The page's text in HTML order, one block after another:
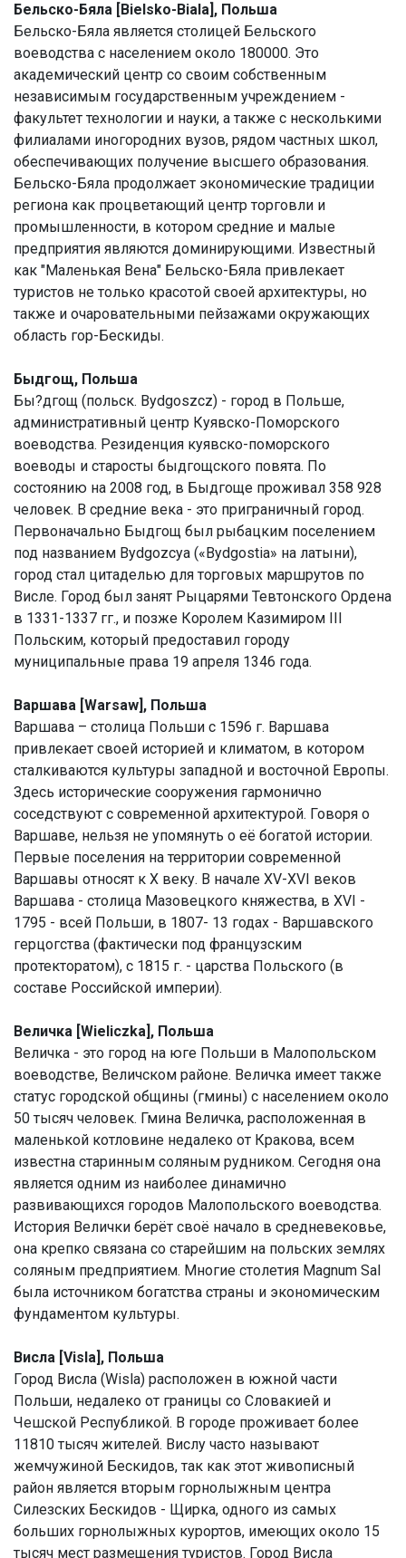
Бельско-Бяла [Bielsko-Biala], Польша
Бельско-Бяла является столицей Бельского
воеводства с населением около 180000. Это
академический центр со своим собственным
независимым государственным учреждением -
факультет технологии и науки, а также с несколькими
филиалами иногородних вузов, рядом частных школ,
обеспечивающих получение высшего образования.
Бельско-Бяла продолжает экономические традиции
региона как процветающий центр торговли и
промышленности, в котором средние и малые
предприятия являются доминирующими. Известный
как "Маленькая Вена" Бельско-Бяла привлекает
туристов не только красотой своей архитектуры, но
также и очаровательными пейзажами окружающих
область гор-Бескиды.
Быдгощ, Польша
Бы?дгощ (польск. Bydgoszcz) - город в Польше,
административный центр Куявско-Поморского
воеводства. Резиденция куявско-поморского
воеводы и старосты быдгощского повята. По
состоянию на 2008 год, в Быдгоще проживал 358 928
человек. В средние века - это приграничный город.
Первоначально Быдгощ был рыбацким поселением
под названием Bydgozcya («Bydgostia» на латыни),
город стал цитаделью для торговых маршрутов по
Висле. Город был занят Рыцарями Тевтонского Ордена
в 1331-1337 гг., и позже Королем Казимиром III
Польским, который предоставил городу
муниципальные права 19 апреля 1346 года.
Варшава [Warsaw], Польша
Варшава – столица Польши с 1596 г. Варшава
привлекает своей историей и климатом, в котором
сталкиваются культуры западной и восточной Европы.
Здесь исторические сооружения гармонично
соседствуют с современной архитектурой. Говоря о
Варшаве, нельзя не упомянуть о её богатой истории.
Первые поселения на территории современной
Варшавы относят к X веку. В начале XV-XVI веков
Варшава - столица Мазовецкого княжества, в XVI -
1795 - всей Польши, в 1807- 13 годах - Варшавского
герцогства (фактически под французским
протекторатом), с 1815 г. - царства Польского (в
составе Российской империи).
Величка [Wieliczka], Польша
Величка - это город на юге Польши в Малопольском
воеводстве, Величском районе. Величка имеет также
статус городской общины (гмины) с населением около
50 тысяч человек. Гмина Величка, расположенная в
маленькой котловине недалеко от Кракова, всем
известна старинным соляным рудником. Сегодня она
является одним из наиболее динамично
развивающихся городов Малопольского воеводства.
История Велички берёт своё начало в средневековье,
она крепко связана со старейшим на польских землях
соляным предприятием. Многие столетия Magnum Sal
была источником богатства страны и экономическим
фундаментом культуры.
Висла [Visla], Польша
Город Висла (Wisla) расположен в южной части
Польши, недалеко от границы со Словакией и
Чешской Республикой. В городе проживает более
11810 тысяч жителей. Вислу часто называют
жемчужиной Бескидов, так как этот живописный
район является вторым горнолыжным центра
Силезских Бескидов - Щирка, одного из самых
больших горнолыжных курортов, имеющих около 15
тысяч мест размещения туристов. Город Висла